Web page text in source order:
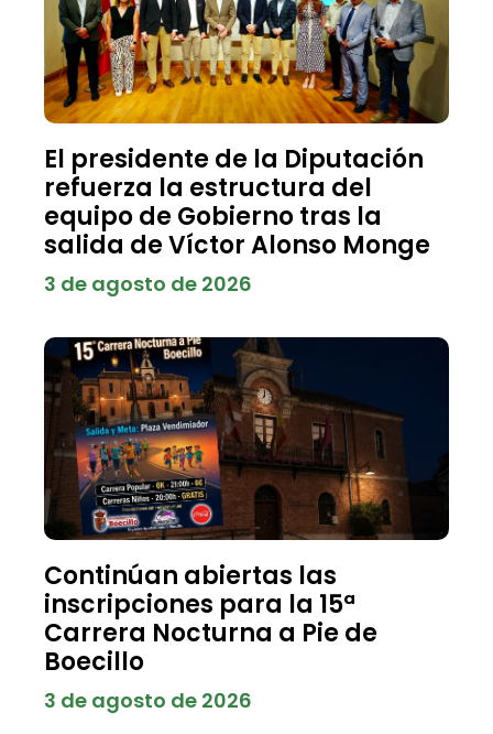
El presidente de la Diputación
refuerza la estructura del
equipo de Gobierno tras la
salida de Víctor Alonso Monge
3 de agosto de 2026
Continúan abiertas las
inscripciones para la 15ª
Carrera Nocturna a Pie de
Boecillo
3 de agosto de 2026